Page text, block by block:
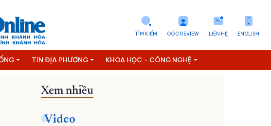
ENGLISH
LIÊN HỆ
GÓC REVIEW
TÌM KIẾM
TIN ĐỊA PHƯƠNG KHOA HỌC - CÔNG NGHỆ
Xem nhiều
Video